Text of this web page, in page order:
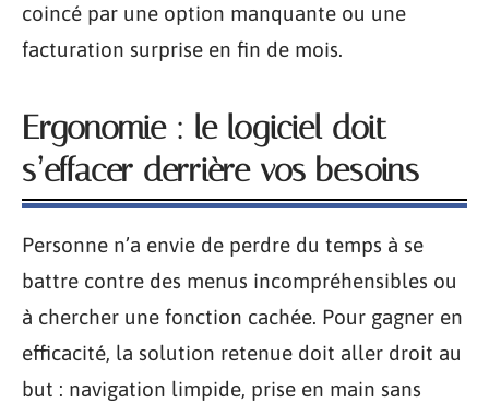
coincé par une option manquante ou une
facturation surprise en fin de mois.
Ergonomie : le logiciel doit
s’effacer derrière vos besoins
Personne n’a envie de perdre du temps à se
battre contre des menus incompréhensibles ou
à chercher une fonction cachée. Pour gagner en
efficacité, la solution retenue doit aller droit au
but : navigation limpide, prise en main sans